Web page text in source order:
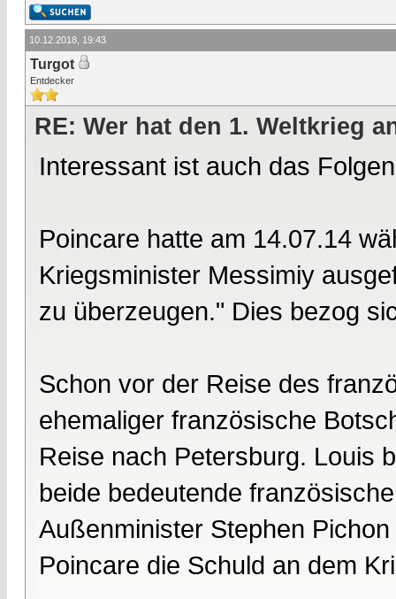
10.12.2018, 19:43
Turgot
Entdecker
RE: Wer hat den 1. Weltkrieg
Interessant ist auch das
Poincare hatte am 14.07.14
Kriegsminister Messimiy
zu überzeugen." Dies bezog
Schon vor der Reise des
ehemaliger französische
Reise nach Petersburg. Louis
beide bedeutende
Außenminister Stephen
Poincare die Schuld an dem